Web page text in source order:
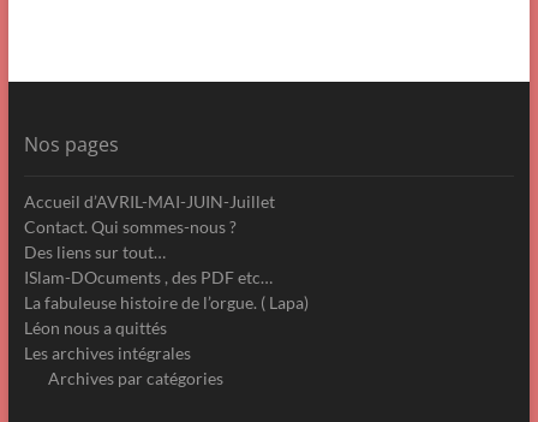
Nos pages
Accueil d’AVRIL-MAI-JUIN-Juillet
Contact. Qui sommes-nous ?
Des liens sur tout…
ISlam-DOcuments , des PDF etc…
La fabuleuse histoire de l’orgue. ( Lapa)
Léon nous a quittés
Les archives intégrales
Archives par catégories